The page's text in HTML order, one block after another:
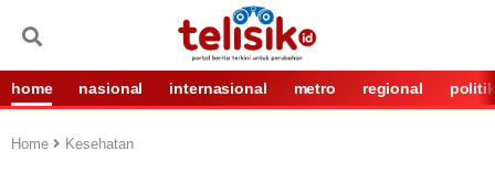
home nasional internasional metro regional politik
Home Kesehatan